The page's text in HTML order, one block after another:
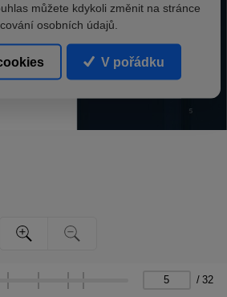
/ 32
můžete kdykoli změnit na stránce
osobních údajů.
V pořádku